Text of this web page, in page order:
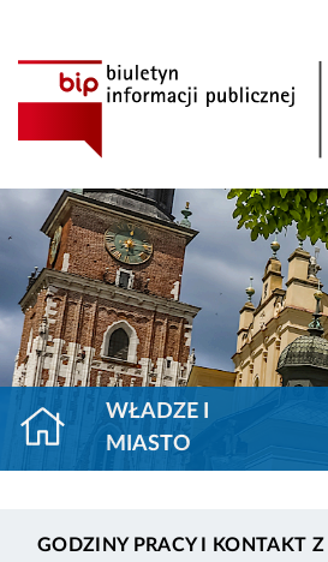
WŁADZE I
MIASTO
GODZINY PRACY I KONTAKT Z